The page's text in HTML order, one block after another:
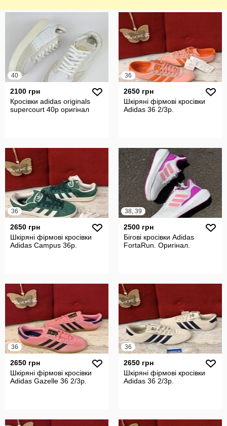
40
2100 грн
Кросівки adidas originals
supercourt 40р оригінал
36
2650 грн
Шкіряні фірмові кросівки
Adidas 36 2/3р.
36
2650 грн
Шкіряні фірмові кросівки
Adidas Campus 36р.
38, 39
2500 грн
Бігові кросівки Adidas
FortaRun. Оригінал.
36
2650 грн
Шкіряні фірмові кросівки
Adidas Gazelle 36 2/3р.
36
2650 грн
Шкіряні фірмові кросівки
Adidas 36 2/3р.